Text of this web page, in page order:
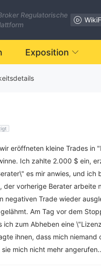
Regulatorische
Exposition
eröffneten kleine Trades in
Ich zahlte 2.000 $ ein,
es mir anwies, und
der vorherige Berater arbeite
negativen Trade wieder
Am Tag vor dem
ich zum Abheben eine
ihnen, dass mich
mich nicht mehr